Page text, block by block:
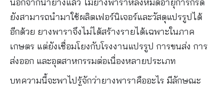
นอกจากน้ำยางแล้ว ไม้ยางพาราหลังหมดอายุการกรีด
ยังสามารถนำมาใช้ผลิตเฟอร์นิเจอร์และวัสดุแปรรูปได้
อีกด้วย ยางพาราจึงไม่ได้สร้างรายได้เฉพาะในภาค
เกษตร แต่ยังเชื่อมโยงกับโรงงานแปรรูป การขนส่ง การ
ส่งออก และอุตสาหกรรมต่อเนื่องหลายประเภท
บทความนี้จะพาไปรู้จักว่ายางพาราคืออะไร มีลักษณะ